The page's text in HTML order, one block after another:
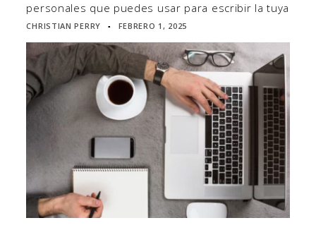
personales que puedes usar para escribir la tuya
CHRISTIAN PERRY ▪ FEBRERO 1, 2025